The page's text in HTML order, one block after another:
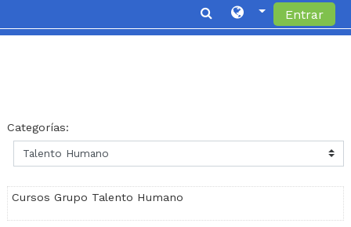
Entrar
Categorías:
Cursos Grupo Talento Humano